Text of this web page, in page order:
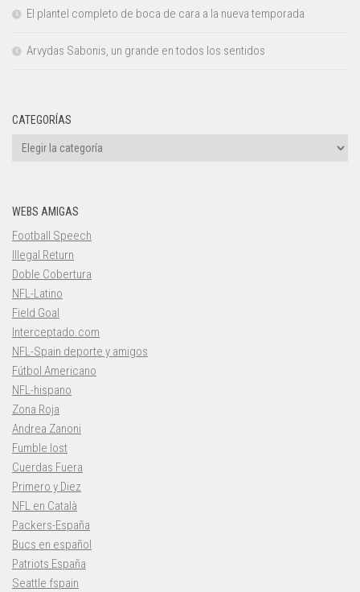
El plantel completo de boca de cara a la nueva temporada
Arvydas Sabonis, un grande en todos los sentidos
CATEGORÍAS
Categorías
WEBS AMIGAS
Football Speech
Illegal Return
Doble Cobertura
NFL-Latino
Field Goal
Interceptado.com
NFL-Spain deporte y amigos
Fútbol Americano
NFL-hispano
Zona Roja
Andrea Zanoni
Fumble lost
Cuerdas Fuera
Primero y Diez
NFL en Català
Packers-España
Bucs en español
Patriots España
Seattle fspain